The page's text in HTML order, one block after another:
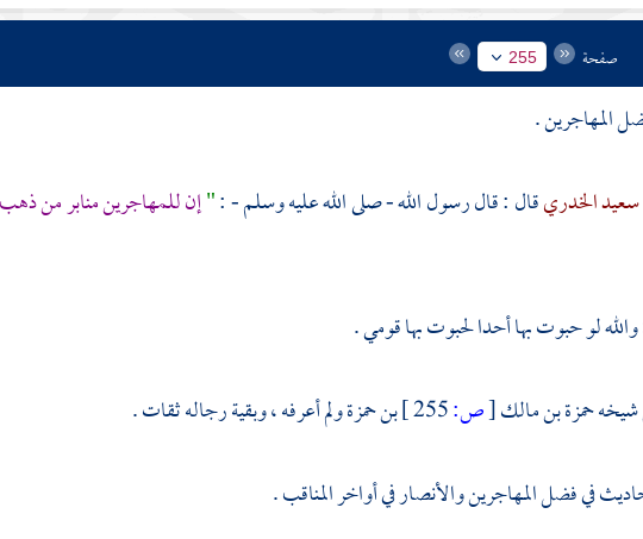
صفحة 255
المهاجرين.
سعيد الخدريقال : قال رسول الله - صلى الله عليه وسلم - :"إنللمهاجرينمنابر من
لو حبوت بها أحدا لحبوت بها قومي .
حمزة بن مالك[ص: بن حمزةولم أعرفه ، وبقية رجاله ثقات .
في فضلالمهاجرينوالأنصارفي أواخر المناقب .